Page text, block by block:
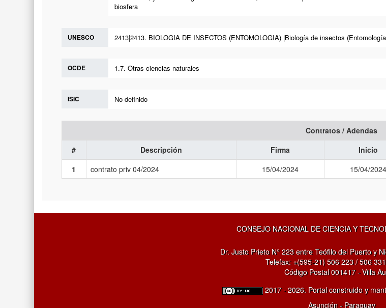
biosfera
UNESCO 2413|2413. BIOLOGIA DE INSECTOS (ENTOMOLOGIA) |Biología de insectos
OCDE 1.7. Otras ciencias naturales
ISIC No definido
Contratos / Adendas
#
Descripción Firma Inicio
1
contrato priv 04/2024 15/04/2024 15/04/2024
CONSEJO NACIONAL DE CIENCIA Y
Dr. Justo Prieto N° 223 entre Teófilo del Puerto y
Telefax: +(595-21) 506 223 / 506
Código Postal 001417 - Villa
2017 - 2026. Portal construido y
Asunción - Paraguay